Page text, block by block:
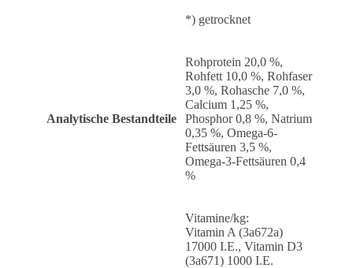
*) getrocknet
Analytische Bestandteile
Rohprotein 20,0 %,
Rohfett 10,0 %, Rohfaser
3,0 %, Rohasche 7,0 %,
Calcium 1,25 %,
Phosphor 0,8 %, Natrium
0,35 %, Omega-6-
Fettsäuren 3,5 %,
Omega-3-Fettsäuren 0,4
%
Vitamine/kg:
Vitamin A (3a672a)
17000 I.E., Vitamin D3
(3a671) 1000 I.E.